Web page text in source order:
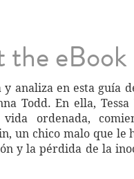
the eBook
y analiza en esta guía
Todd. En ella, Tessa
ordenada,
un chico malo que le
y la pérdida de la